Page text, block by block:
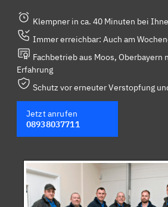
Klempner in ca. 40 Minuten bei
Immer erreichbar: Auch am
Fachbetrieb aus Moos, Oberbayern
Erfahrung
Schutz vor erneuter Verstopfung
Jetzt anrufen
08938037711